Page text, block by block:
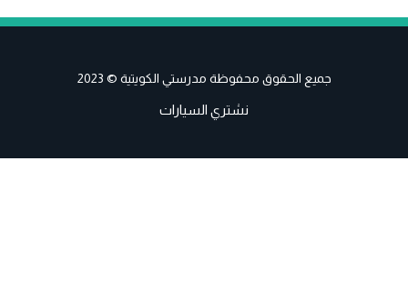
جميع الحقوق محفوظة مدرستي الكويتية © 2023
نشتري السيارات